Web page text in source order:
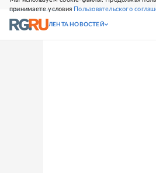
принимаете условия Пользовательского
СВЕЖИЙ НОМЕР
ЛЕНТА НОВОСТЕЙ